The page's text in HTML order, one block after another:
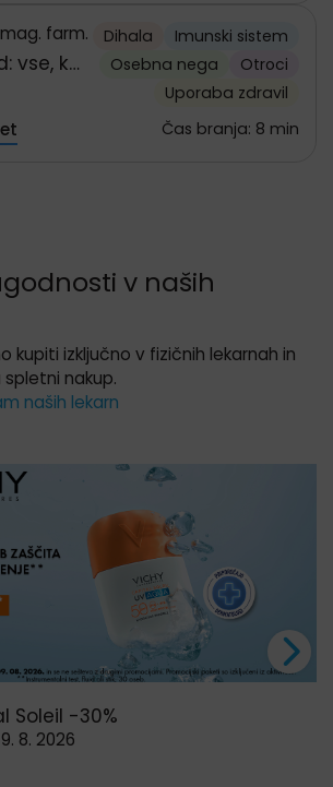
farm.
vse, kar
Dihala
Imunski sistem
Osebna nega
Otroci
Uporaba zdravil
Čas branja: 8 min
v naših
kupiti izključno v fizičnih lekarnah in
nakup.
naših lekarn
Soleil -30%
8. 2026